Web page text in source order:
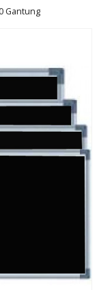
Gantung